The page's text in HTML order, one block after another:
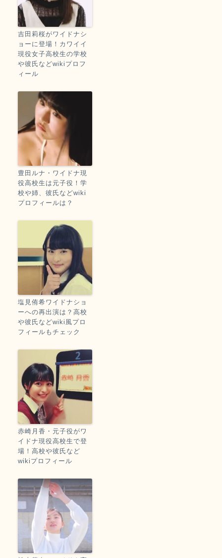
吉田莉桜がワイドナシ
ョーに登場！カワイイ
現役女子高校生の学校
や彼氏などwikiプロフ
ィール
豊田ルナ・ワイドナ現
役高校生は元子役！学
校や姉、彼氏などwiki
プロフィールは？
塩見侑希ワイドナショ
ーへの再出演は？高校
や彼氏などwiki風プロ
フィールもチェック
赤崎月香・元子役がワ
イドナ現役高校生で登
場！高校や彼氏など
wikiプロフィール